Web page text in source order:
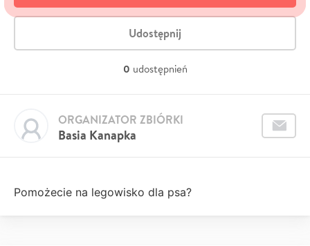
Udostępnij
0 udostępnień
Basia Kanapka
ORGANIZATOR ZBIÓRKI
Pomożecie na legowisko dla psa?